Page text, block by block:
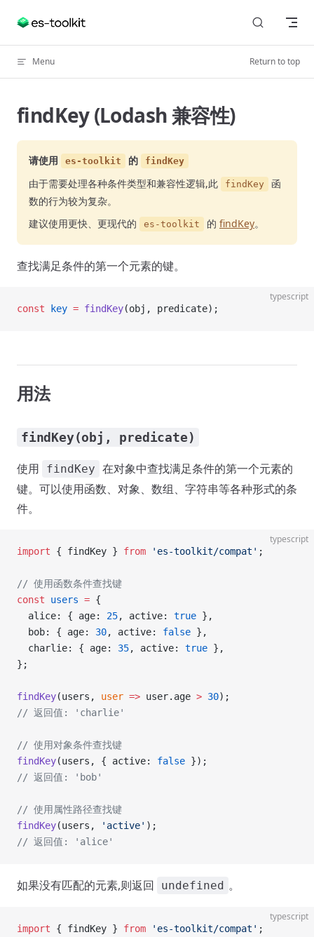
Skip to content
Menu Return to top
findKey (Lodash 兼容性)
请使用 es-toolkit 的 findKey
由于需要处理各种条件类型和兼容性逻辑,此 findKey
函
数的行为较为复杂。
建议使用更快、更现代的
es-toolkit 的 findKey。
查找满足条件的第一个元素的键。
typescript
const key = findKey(obj, predicate);
用法
findKey(obj, predicate)
使用 findKey 在对象中查找满足条件的第一个元素的
键。可以使用函数、对象、数组、字符串等各种形式的条
件。
typescript
import { findKey } from 'es-toolkit/compat' ;
// 使用函数条件查找键
const users = {
  alice: { age:
25, active: true },
  bob: { age:
30, active: false },
  charlie: { age:
35, active: true },
};
findKey(users, user => user.age > 30);
// 返回值: 'charlie'
// 使用对象条件查找键
findKey(users, { active: false });
// 返回值: 'bob'
// 使用属性路径查找键
findKey(users, 'active' );
// 返回值: 'alice'
如果没有匹配的元素,则返回 undefined 。
typescript
import { findKey } from 'es-toolkit/compat' ;